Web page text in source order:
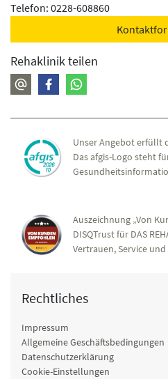
Rehaklinik teilen
Telefon: 0228-608860
Unser Angebot erfüllt
Das afgis-Logo steht
Auszeichnung „Von
DISQTrust für DAS
Vertrauen, Service
Rechtliches
Impressum
Allgemeine Geschäftsbedingungen
Datenschutzerklärung
Cookie-Einstellungen